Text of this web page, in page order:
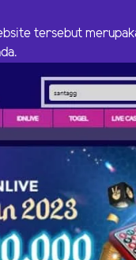
tersebut